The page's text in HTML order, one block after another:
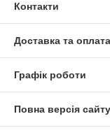
Контакти
Доставка та оплата
Графік роботи
Повна версія сайту